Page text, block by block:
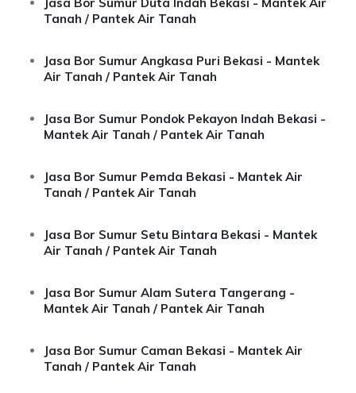
Tanah / Pantek Air Tanah
Jasa Bor Sumur Angkasa Puri Bekasi - Mantek
Air Tanah / Pantek Air Tanah
Jasa Bor Sumur Pondok Pekayon Indah Bekasi -
Mantek Air Tanah / Pantek Air Tanah
Jasa Bor Sumur Pemda Bekasi - Mantek Air
Tanah / Pantek Air Tanah
Jasa Bor Sumur Setu Bintara Bekasi - Mantek
Air Tanah / Pantek Air Tanah
Jasa Bor Sumur Alam Sutera Tangerang -
Mantek Air Tanah / Pantek Air Tanah
Jasa Bor Sumur Caman Bekasi - Mantek Air
Tanah / Pantek Air Tanah